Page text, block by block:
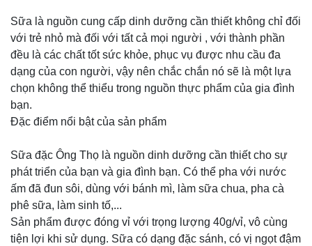
Sữa là nguồn cung cấp dinh dưỡng cần thiết không chỉ đối
với trẻ nhỏ mà đối với tất cả mọi người , với thành phần
đều là các chất tốt sức khỏe, phục vụ được nhu cầu đa
dạng của con người, vậy nên chắc chắn nó sẽ là một lựa
chọn không thể thiểu trong nguồn thực phẩm của gia đình
bạn.
Đặc điểm nổi bật của sản phẩm
Sữa đặc Ông Thọ là nguồn dinh dưỡng cần thiết cho sự
phát triển của bạn và gia đình bạn. Có thể pha với nước
ấm đã đun sôi, dùng với bánh mì, làm sữa chua, pha cà
phê sữa, làm sinh tố,...
Sản phẩm được đóng vỉ với trọng lượng 40g/vỉ, vô cùng
tiện lợi khi sử dụng. Sữa có dạng đặc sánh, có vị ngọt đậm